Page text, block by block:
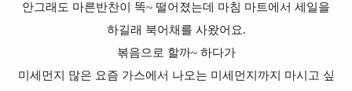
안그래도 마른반찬이 똑~ 떨어졌는데 마침 마트에서 세일을
하길래 북어채를 사왔어요.
볶음으로 할까~ 하다가
미세먼지 많은 요즘 가스에서 나오는 미세먼지까지 마시고 싶